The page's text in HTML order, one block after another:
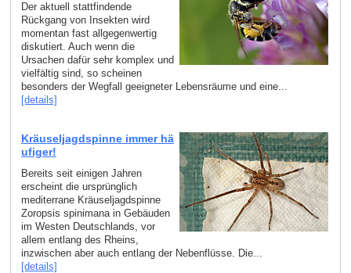
Der aktuell stattfindende
Rückgang von Insekten wird
momentan fast allgegenwertig
diskutiert. Auch wenn die
Ursachen dafür sehr komplex und
vielfältig sind, so scheinen
besonders der Wegfall geeigneter Lebensräume und eine...
[details]
Kräuseljagdspinne immer hä
ufiger!
Bereits seit einigen Jahren
erscheint die ursprünglich
mediterrane Kräuseljagdspinne
Zoropsis spinimana in Gebäuden
im Westen Deutschlands, vor
allem entlang des Rheins,
inzwischen aber auch entlang der Nebenflüsse. Die...
[details]